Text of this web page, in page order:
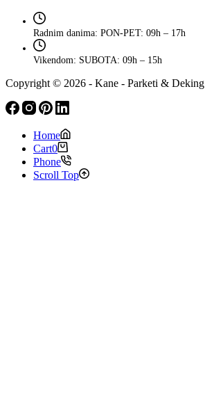
Radnim danima: PON-PET: 09h – 17h
Vikendom: SUBOTA: 09h – 15h
Copyright © 2026 - Kane - Parketi & Deking
Home
Cart0
Phone
Scroll Top